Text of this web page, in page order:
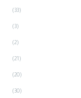
(33)
(3)
(2)
(21)
(20)
(30)